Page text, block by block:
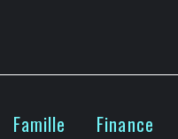
Famille Finance